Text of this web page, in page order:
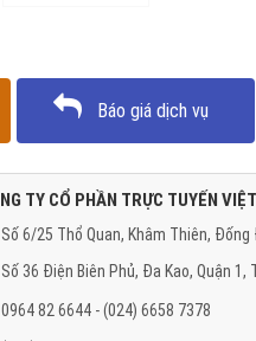
Báo giá dịch vụ
TY CỔ PHẦN TRỰC TUYẾN
Số 6/25 Thổ Quan, Khâm Thiên, Đống
Số 36 Điện Biên Phủ, Đa Kao, Quận 1,
0964 82 6644 - (024) 6658 7378